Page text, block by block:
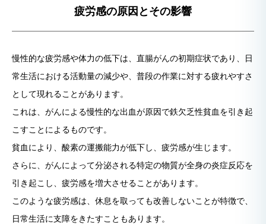
疲労感の原因とその影響
慢性的な疲労感や体力の低下は、直腸がんの初期症状であり、日
常生活における活動量の減少や、普段の作業に対する疲れやすさ
として現れることがあります。
これは、がんによる慢性的な出血が原因で鉄欠乏性貧血を引き起
こすことによるものです。
貧血により、酸素の運搬能力が低下し、疲労感が生じます。
さらに、がんによって分泌される特定の物質が全身の炎症反応を
引き起こし、疲労感を増大させることがあります。
このような疲労感は、休息を取っても改善しないことが特徴で、
日常生活に支障をきたすこともあります。